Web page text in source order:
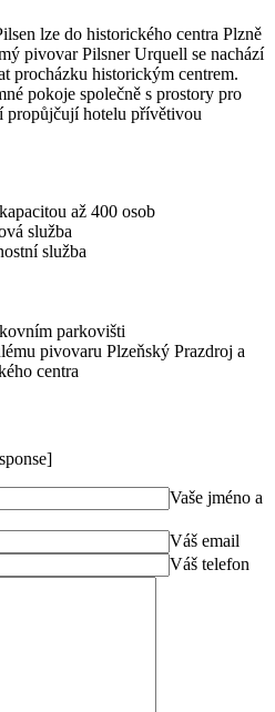
lze do historického centra Plzně
pivovar Pilsner Urquell se nachází
procházku historickým centrem.
pokoje společně s prostory pro
propůjčují hotelu přívětivou
až 400 osob
služba
služba
parkovišti
pivovaru Plzeňský Prazdroj a
centra
Vaše jméno a
Váš email
Váš telefon